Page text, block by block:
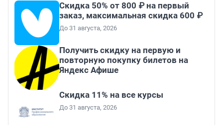
Скидка 50% от 800 ₽ на первый
заказ, максимальная скидка 600 ₽
До 31 августа, 2026
Получить скидку на первую и
повторную покупку билетов на
Яндекс Афише
Скидка 11% на все курсы
До 31 августа, 2026